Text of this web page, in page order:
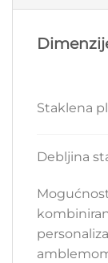
Staklena
Debljina